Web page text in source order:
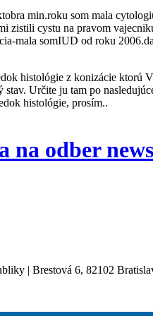
min.roku som mala
zistili cystu na pravom
mala somIUD od roku
histológie z konizácie ktorú
stav. Určite ju tam po
histológie, prosím..
na odber
| Brestová 6, 82102